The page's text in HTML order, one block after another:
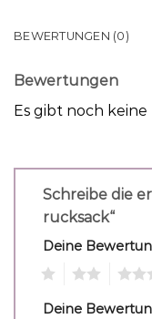
BEWERTUNGEN (0)
Bewertungen
Es gibt noch
Schreibe die
rucksack“
Deine
Deine